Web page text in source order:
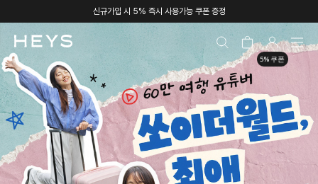
신규가입 시 5% 즉시 사용가능 쿠폰 증정
5% 쿠폰